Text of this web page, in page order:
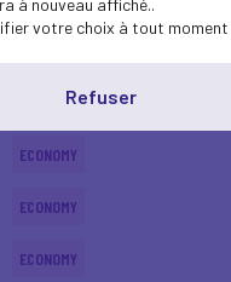
ECONOMY
ECONOMY
ECONOMY
ECONOMY
à nouveau affiché..
votre choix à tout moment
Refuser